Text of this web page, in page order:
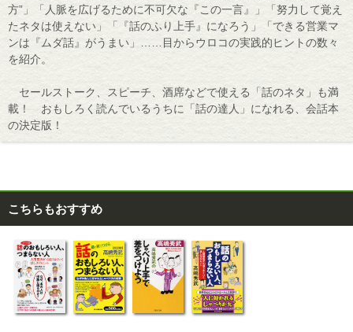
方”」「人脈を広げるために不可欠な『この一言』」「努力して覚え
たネタは使えない」「『話のふり上手』になろう」「できる営業マ
ンは『ムダ話』がうまい」……目からウロコの実践的ヒントの数々
を紹介。
セールストーク、スピーチ、酒席などで使える「話のネタ」も満
載！ おもしろく読んでいるうちに「話の達人」になれる、会話本
の決定版！
こちらもおすすめ